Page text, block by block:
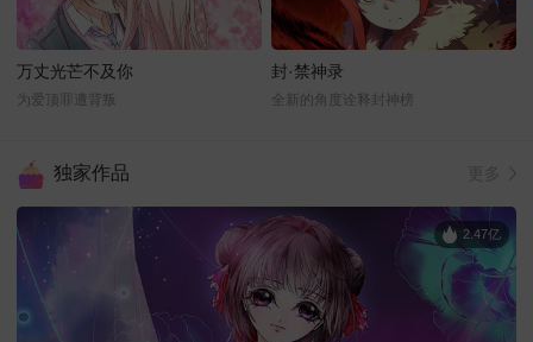
万丈光芒不及你
为爱顶罪遭背叛
封·禁神录
全新的角度诠释封神榜
独家作品
2.47亿